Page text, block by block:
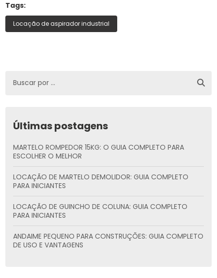
Tags:
Locação de aspirador industrial
Últimas postagens
MARTELO ROMPEDOR 15KG: O GUIA COMPLETO PARA
ESCOLHER O MELHOR
LOCAÇÃO DE MARTELO DEMOLIDOR: GUIA COMPLETO
PARA INICIANTES
LOCAÇÃO DE GUINCHO DE COLUNA: GUIA COMPLETO
PARA INICIANTES
ANDAIME PEQUENO PARA CONSTRUÇÕES: GUIA COMPLETO
DE USO E VANTAGENS